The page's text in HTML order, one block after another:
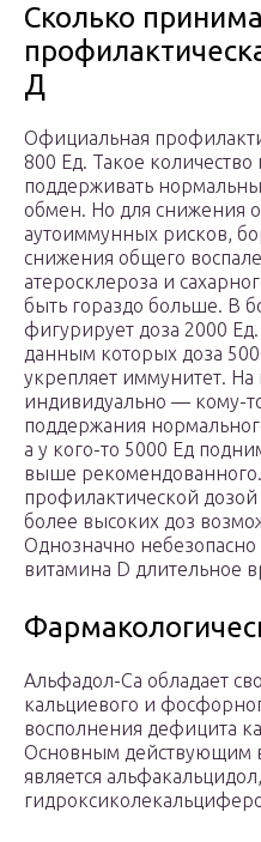
Сколько
Д
Официальная
800 Ед. Такое
поддерживать
обмен. Но для снижения
аутоиммунных рисков,
снижения общего
атеросклероза и
быть гораздо больше. В
фигурирует доза 2000
данным которых доза
укрепляет иммунитет. На
индивидуально — кому-
поддержания
а у кого-то 5000 Ед
выше
профилактической
более высоких доз
Однозначно
витамина D длительное
Альфадол-Ca обладает
кальциевого и
восполнения дефицита
Основным действующим
является